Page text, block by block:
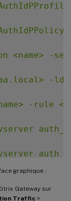
<name> -
-
-rule
graphique :
Gateway sur
Traffic >